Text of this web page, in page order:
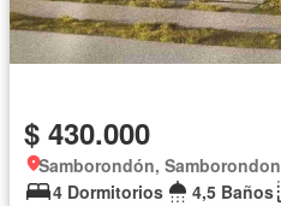
$ 430.000
Samborondón, Samborondon
4 Dormitorios
4,5 Baños